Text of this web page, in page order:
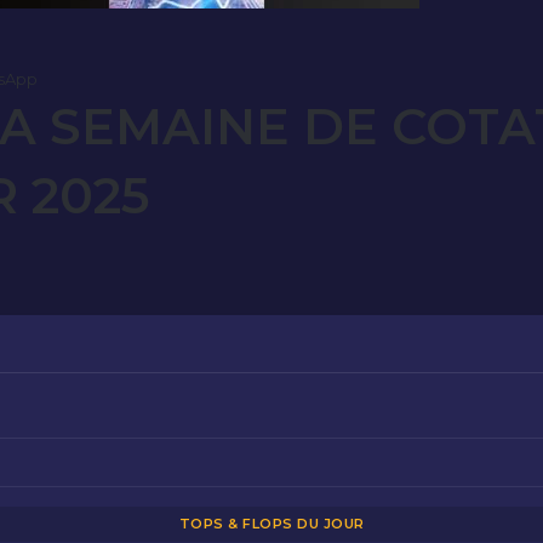
SEMAINE DE
2025
TOPS & FLOPS DU JOUR